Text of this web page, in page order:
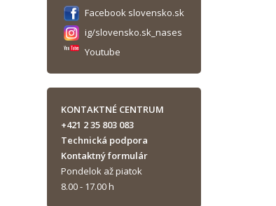
Facebook slovensko.sk
ig/slovensko.sk_nases
Youtube
KONTAKTNÉ CENTRUM
+421 2 35 803 083
Technická podpora
Kontaktný formulár
Pondelok až piatok
8.00 - 17.00 h